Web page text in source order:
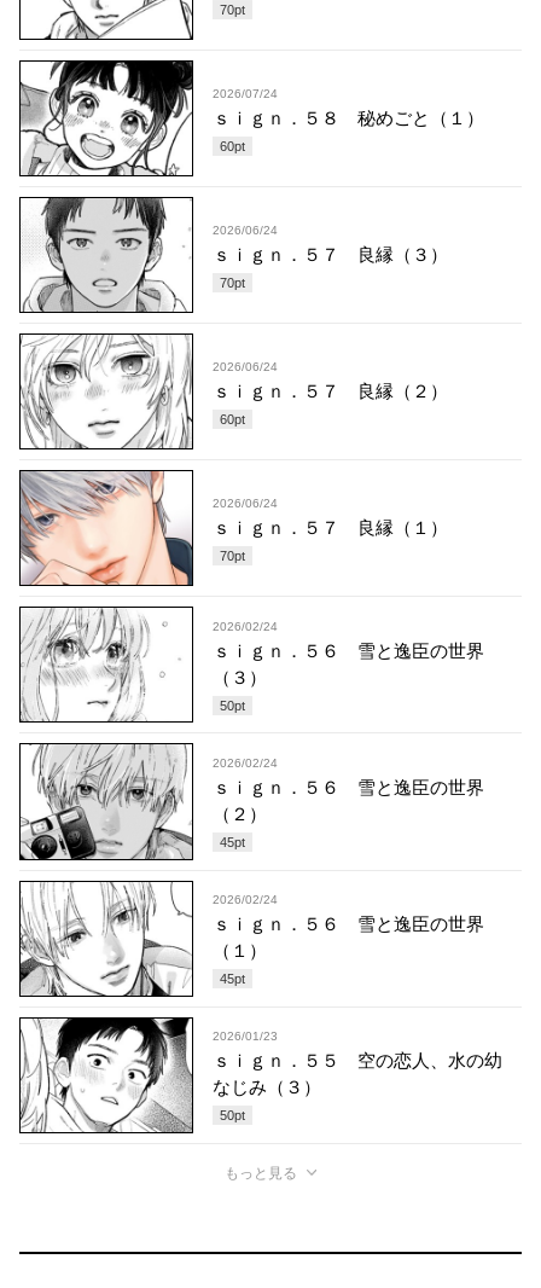
70pt
2026/07/24
ｓｉｇｎ．５８ 秘めごと（１）
60pt
2026/06/24
ｓｉｇｎ．５７ 良縁（３）
70pt
2026/06/24
ｓｉｇｎ．５７ 良縁（２）
60pt
2026/06/24
ｓｉｇｎ．５７ 良縁（１）
70pt
2026/02/24
ｓｉｇｎ．５６ 雪と逸臣の世界
（３）
50pt
2026/02/24
ｓｉｇｎ．５６ 雪と逸臣の世界
（２）
45pt
2026/02/24
ｓｉｇｎ．５６ 雪と逸臣の世界
（１）
45pt
2026/01/23
ｓｉｇｎ．５５ 空の恋人、水の幼
なじみ（３）
50pt
もっと見る